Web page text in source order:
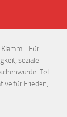
- Für
soziale
Tel.
für Frieden,